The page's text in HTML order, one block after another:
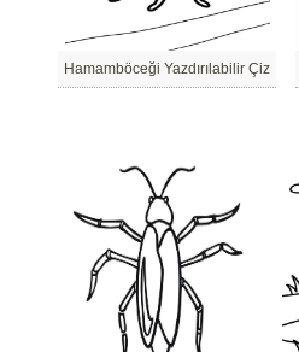
Hamamböceği Yazdırılabilir Çiz